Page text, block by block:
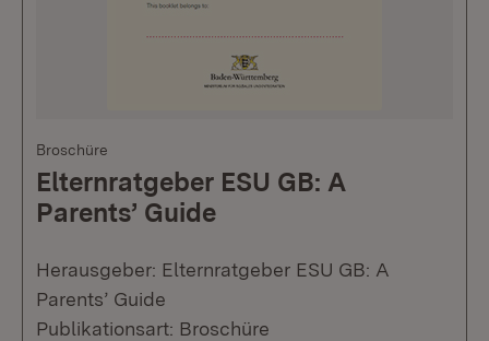
Broschüre
Elternratgeber ESU GB: A
Parents’ Guide
Herausgeber: Elternratgeber ESU GB: A
Parents’ Guide
Publikationsart: Broschüre